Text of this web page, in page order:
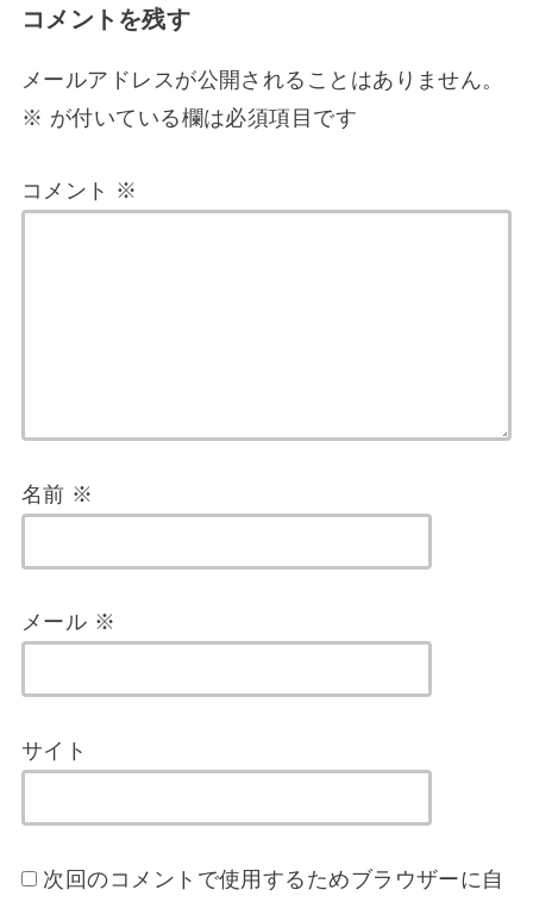
コメントを残す
メールアドレスが公開されることはありません。
※ が付いている欄は必須項目です
コメント ※
名前 ※
メール ※
サイト
次回のコメントで使用するためブラウザーに自